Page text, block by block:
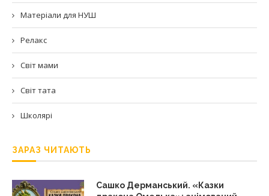
Матеріали для НУШ
Релакс
Світ мами
Світ тата
Школярі
ЗАРАЗ ЧИТАЮТЬ
Сашко Дерманський. «Казки